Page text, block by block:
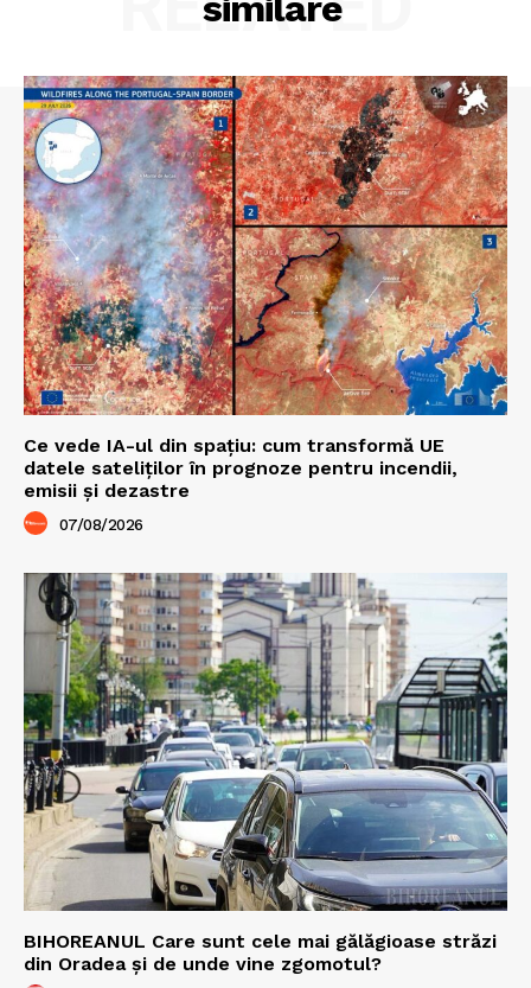
Ce vede IA-ul din spațiu: cum transformă UE
datele sateliților în prognoze pentru incendii,
emisii și dezastre
07/08/2026
BIHOREANUL Care sunt cele mai gălăgioase străzi
din Oradea și de unde vine zgomotul?